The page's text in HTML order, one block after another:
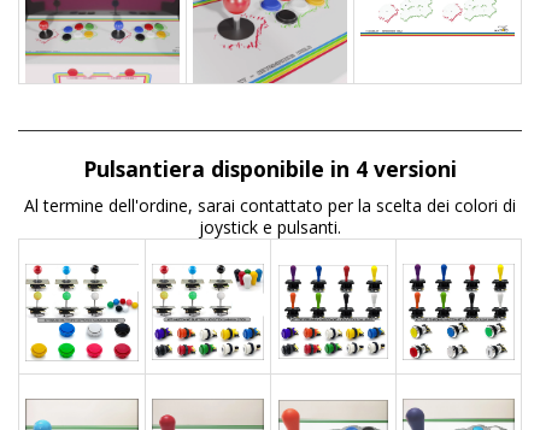
Pulsantiera disponibile in 4 versioni
Al termine dell'ordine, sarai contattato per la scelta dei colori di
joystick e pulsanti.